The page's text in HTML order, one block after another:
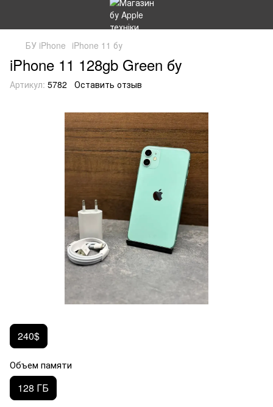
БУ iPhone iPhone 11 бу
iPhone 11 128gb Green бу
Артикул: 5782 Оставить отзыв
240$
Объем памяти
128 ГБ